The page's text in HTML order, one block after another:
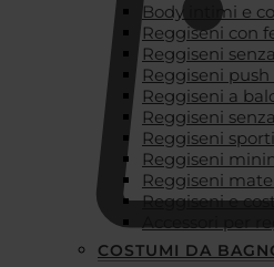
Body intimi e
Reggiseni con
Reggiseni
Reggiseni push
Reggiseni a
Reggiseni
Reggiseni
Reggiseni
Reggiseni
Reggiseni e
Accessori per
COSTUMI DA